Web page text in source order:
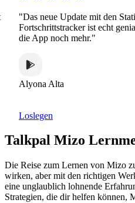
"Das neue Update mit den
Fortschrittstracker ist echt genial.
die App noch mehr."
Alyona Alta
Loslegen
Talkpal Mizo
Die Reise zum Lernen von Mizo
wirken, aber mit den richtigen
eine unglaublich lohnende
Strategien, die dir helfen können,